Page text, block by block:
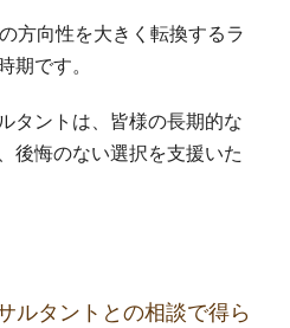
方向性を大きく転換するラ
期です。
タントは、皆様の長期的な
後悔のない選択を支援いた
ルタントとの相談で得ら